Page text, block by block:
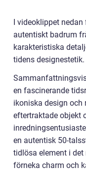
I videoklippet
autentiskt badrum
karakteristiska
tidens designestetik.
en fascinerande
ikoniska design och
eftertraktade objekt
en autentisk 50-
tidlösa element i
förneka charm och